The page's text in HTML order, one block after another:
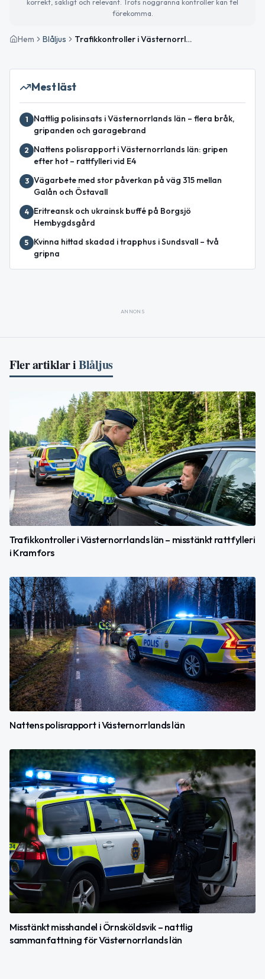
korrekt, sakligt och relevant. Trots noggranna kontroller kan fel
förekomma.
Hem Blåljus Trafikkontroller i Västernorrland resulterade i sanktioner och ordningsbot
Mest läst
1
Nattlig polisinsats i Västernorrlands län – flera bråk,
gripanden och garagebrand
2
Nattens polisrapport i Västernorrlands län: gripen
efter hot – rattfylleri vid E4
3 Vägarbete med stor påverkan på väg 315 mellan
Galån och Östavall
4
Eritreansk och ukrainsk buffé på Borgsjö
Hembygdsgård
5
Kvinna hittad skadad i trapphus i Sundsvall – två
gripna
ANNONS
Fler artiklar iBlåljus
Trafikkontroller i Västernorrlands län – misstänkt rattfylleri
i Kramfors
Nattens polisrapport i Västernorrlands län
Misstänkt misshandel i Örnsköldsvik – nattlig
sammanfattning för Västernorrlands län